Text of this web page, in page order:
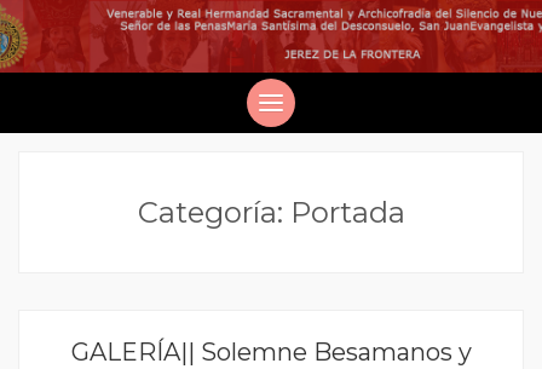
Categoría: Portada
GALERÍA|| Solemne Besamanos y